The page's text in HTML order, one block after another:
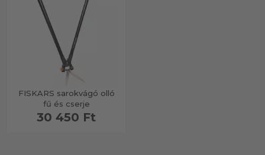
FISKARS sarokvágó olló
fű és cserje
30 450 Ft